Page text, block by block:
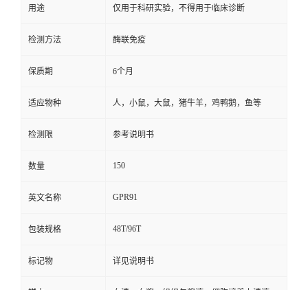
用途 仅用于科研实验，不得用于临床诊断
检测方法 酶联免疫
保质期 6个月
适应物种 人，小鼠，大鼠，猪牛羊，鸡鸭鹅，鱼等
检测限 参考说明书
数量 150
英文名称 GPR91
包装规格 48T/96T
标记物 详见说明书